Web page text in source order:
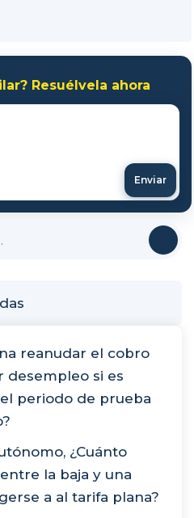
reanudar el cobro
desempleo si es
periodo de prueba
¿Cuánto
la baja y una
a al tarifa plana?
Resuélvela ahora
Enviar